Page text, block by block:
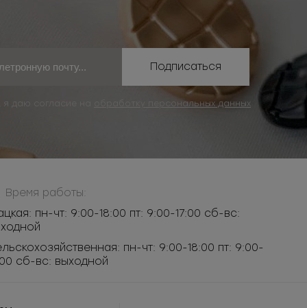
Подписаться
я даю согласие на обработку персональных данных
Время работы:
пн-чт: 9:00-18:00 пт: 9:00-17:00 сб-вс:
пн-чт: 9:00-18:00 пт: 9:00-
сб-вс: выходной